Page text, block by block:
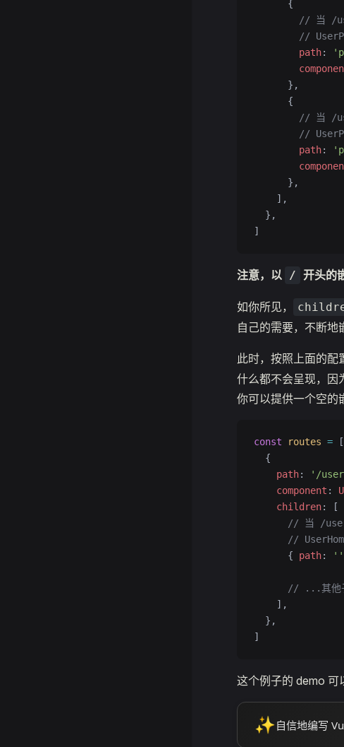
      {
// 当 /
//
        path
:
      },
      {
// 当 /
//
        path
:
      },
    ],
  },
]
注意，以 / 开头的
如你所见，
自己的需要，不断地
此时，按照上面的配
什么都不会呈现，因
你可以提供一个空的
const routes = [
  {
    path
: '/
    component
:
    children
: [
// 当 /
//
      {
path: ''
// ...其他
    ],
  },
]
这个例子的 demo 可
✨自信地编写